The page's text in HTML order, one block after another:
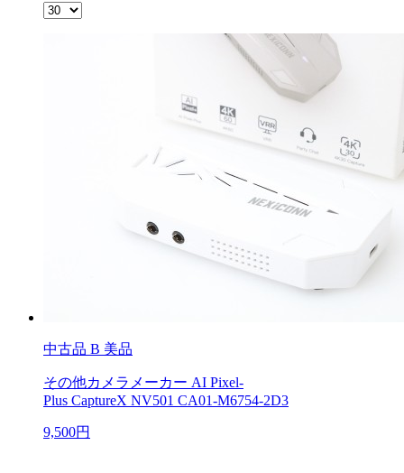
中古品 B 美品
その他カメラメーカー AI Pixel-
Plus CaptureX NV501 CA01-M6754-2D3
9,500円